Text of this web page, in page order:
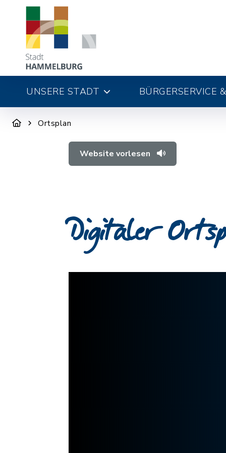
UNSERE STADT BÜRGERSERVICE
Ortsplan
Website vorlesen
Digitaler